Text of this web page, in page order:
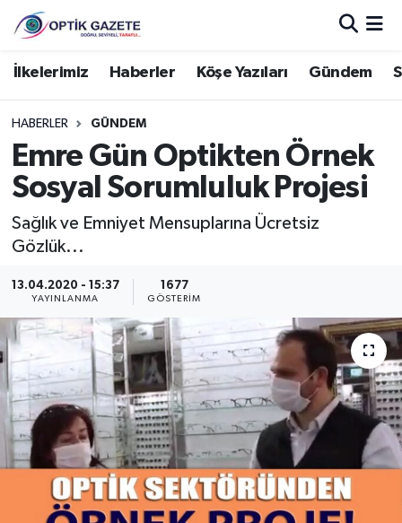
İlkelerimiz Haberler Köşe Yazıları Gündem
HABERLER GÜNDEM
Emre Gün Optikten Örnek
Sosyal Sorumluluk Projesi
Sağlık ve Emniyet Mensuplarına Ücretsiz
Gözlük...
13.04.2020 - 15:37
YAYINLANMA
1677
GÖSTERIM
Nöbetçi Eczaneler
Hava Durumu
İstanbul Namaz Vakitleri
Trafik Durumu
Süper Lig Puan Durumu ve Fikstür
Tüm Manşetler
Son Dakika Haberleri
Haber Arşivi